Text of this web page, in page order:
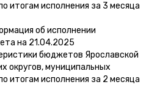
итогам исполнения за 3 месяца
об исполнении
на 21.04.2025
бюджетов Ярославской
округов, муниципальных
итогам исполнения за 2 месяца